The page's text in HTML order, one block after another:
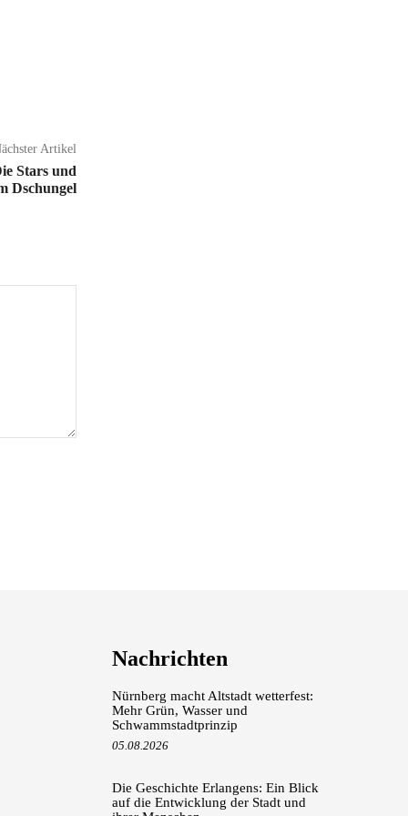
Artikel
Stars und
Dschungel
Nachrichten
Nürnberg macht Altstadt wetterfest:
Mehr Grün, Wasser und
Schwammstadtprinzip
05.08.2026
Die Geschichte Erlangens: Ein Blick
auf die Entwicklung der Stadt und